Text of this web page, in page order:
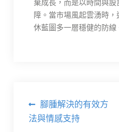
棄成長，而是以時間與
障。當市場風起雲湧時
休藍圖多一層穩健的防線
文
章
腳腫解決的有效方
法與情感支持